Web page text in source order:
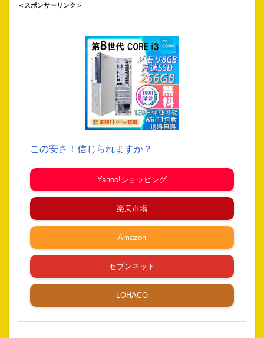
＜スポンサーリンク＞
この安さ！信じられますか？
Yahoo!ショッピング
楽天市場
Amazon
セブンネット
LOHACO